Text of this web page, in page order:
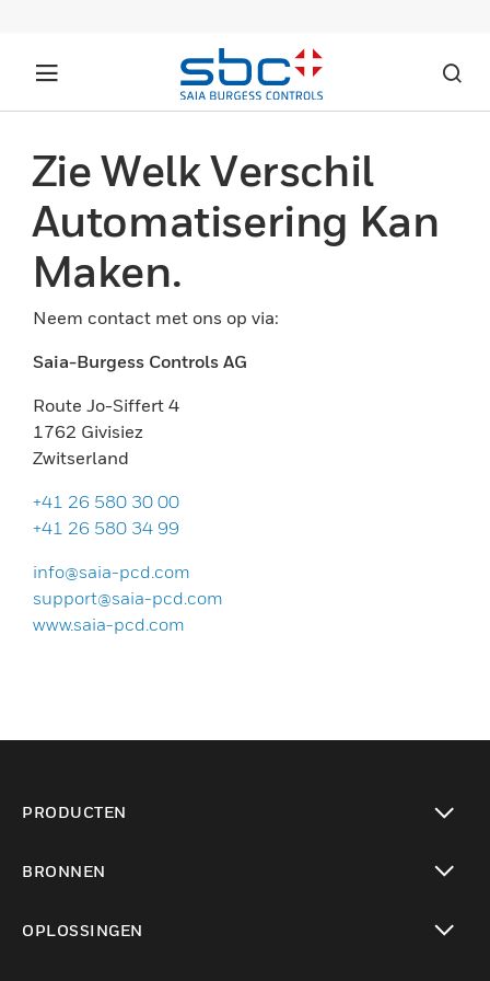
Zie Welk Verschil
Automatisering Kan
Maken.
Neem contact met ons op via:
Saia-Burgess Controls AG
Route Jo-Siffert 4
1762 Givisiez
Zwitserland
+41 26 580 30 00
+41 26 580 34 99
info@saia-pcd.com
support@saia-pcd.com
www.saia-pcd.com
PRODUCTEN
BRONNEN
OPLOSSINGEN